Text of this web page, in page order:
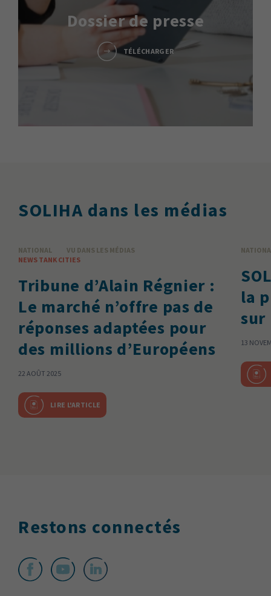
Dossier de presse
TÉLÉCHARGER
SOLIHA dans les médias
NATIONAL
VU DANS LES MÉDIAS
NEWS TANK CITIES
Tribune d’Alain Régnier :
Le marché n’offre pas de
réponses adaptées pour
des millions d’Européens
22 AOÛT 2025
LIRE L'ARTICLE
la
sur
13
Restons connectés